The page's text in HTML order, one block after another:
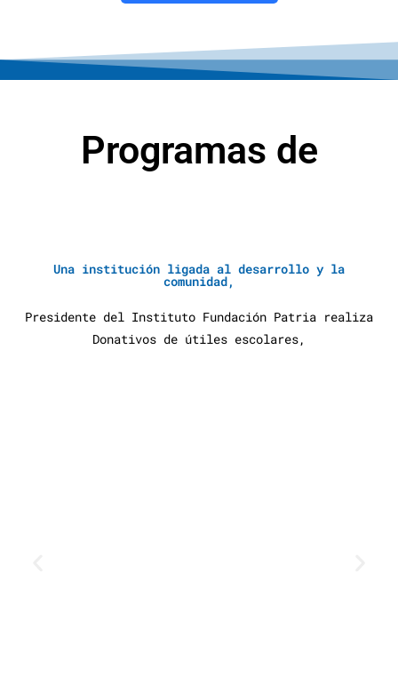
Programas de
Una institución ligada al desarrollo y la
comunidad,
Presidente del Instituto Fundación Patria realiza
Donativos de útiles escolares,